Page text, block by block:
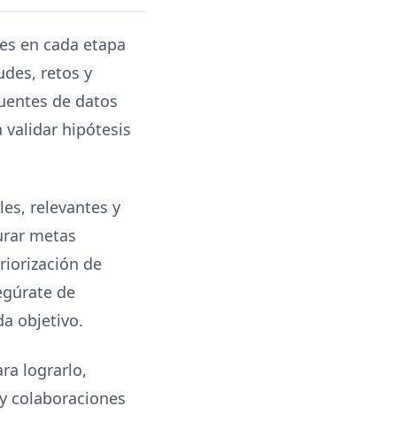
en cada etapa
retos y
de datos
validar hipótesis
relevantes y
metas
de
de
objetivo.
lograrlo,
colaboraciones